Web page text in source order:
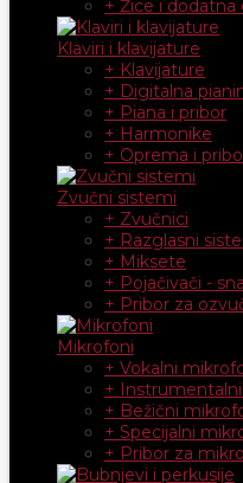
+ Žice i
Klaviri i klavijature
+ Klavijature
+ Digitalna
+ Piana i pribor
+ Harmonike
+ Oprema i
Zvučni sistemi
+ Zvučnici
+ Razglasni
+ Miksete
+ Pojačivači -
+ Pribor za
Mikrofoni
+ Vokalni
+
+ Bežični
+ Specijalni
+ Pribor za